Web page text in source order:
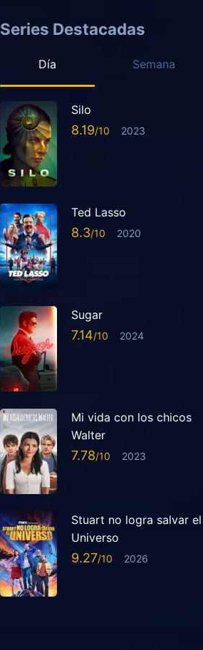
Series Destacadas
Día Semana
Silo
8.19 2023
Ted Lasso
8.3 2020
Sugar
7.14 2024
Mi vida con los chicos
Walter
7.78 2023
Stuart no logra salvar el
Universo
9.27 2026